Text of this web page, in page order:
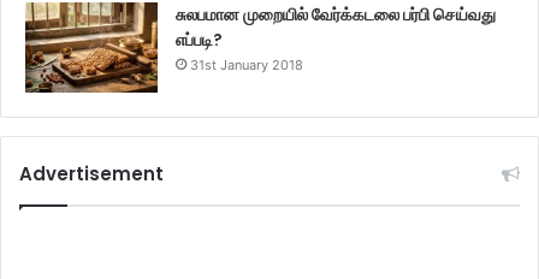
சுலபமான முறையில் வேர்க்கடலை பர்பி செய்வது
எப்படி?
31st January 2018
Advertisement